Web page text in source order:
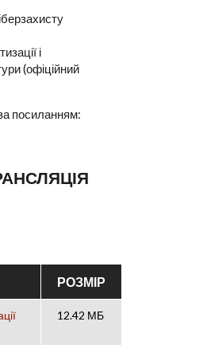
і
(офіційний
посиланням:
РОЗМІР
12.42 МБ